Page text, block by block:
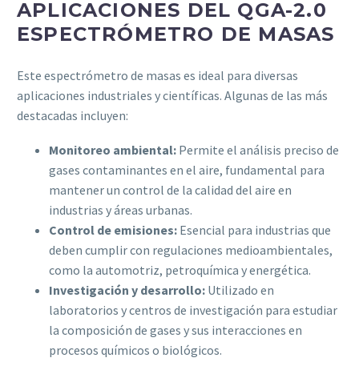
APLICACIONES DEL QGA-2.0
ESPECTRÓMETRO DE MASAS
Este espectrómetro de masas es ideal para diversas
aplicaciones industriales y científicas. Algunas de las más
destacadas incluyen:
Monitoreo ambiental: Permite el análisis preciso de
gases contaminantes en el aire, fundamental para
mantener un control de la calidad del aire en
industrias y áreas urbanas.
Control de emisiones: Esencial para industrias que
deben cumplir con regulaciones medioambientales,
como la automotriz, petroquímica y energética.
Investigación y desarrollo: Utilizado en
laboratorios y centros de investigación para estudiar
la composición de gases y sus interacciones en
procesos químicos o biológicos.